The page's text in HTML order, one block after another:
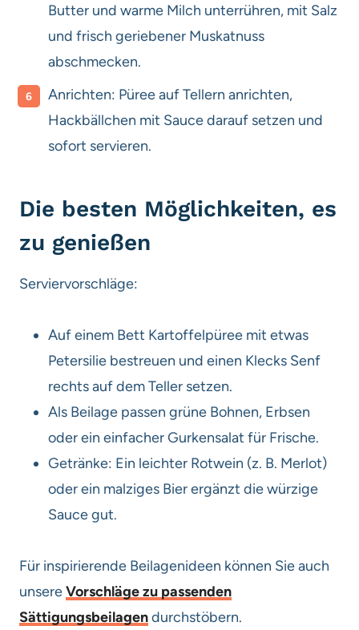
Butter und warme Milch unterrühren, mit Salz
und frisch geriebener Muskatnuss
abschmecken.
Anrichten: Püree auf Tellern anrichten,
Hackbällchen mit Sauce darauf setzen und
sofort servieren.
Die besten Möglichkeiten, es
zu genießen
Serviervorschläge:
Auf einem Bett Kartoffelpüree mit etwas
Petersilie bestreuen und einen Klecks Senf
rechts auf dem Teller setzen.
Als Beilage passen grüne Bohnen, Erbsen
oder ein einfacher Gurkensalat für Frische.
Getränke: Ein leichter Rotwein (z. B. Merlot)
oder ein malziges Bier ergänzt die würzige
Sauce gut.
Für inspirierende Beilagenideen können Sie auch
unsereVorschläge zu passenden
Sättigungsbeilagendurchstöbern.